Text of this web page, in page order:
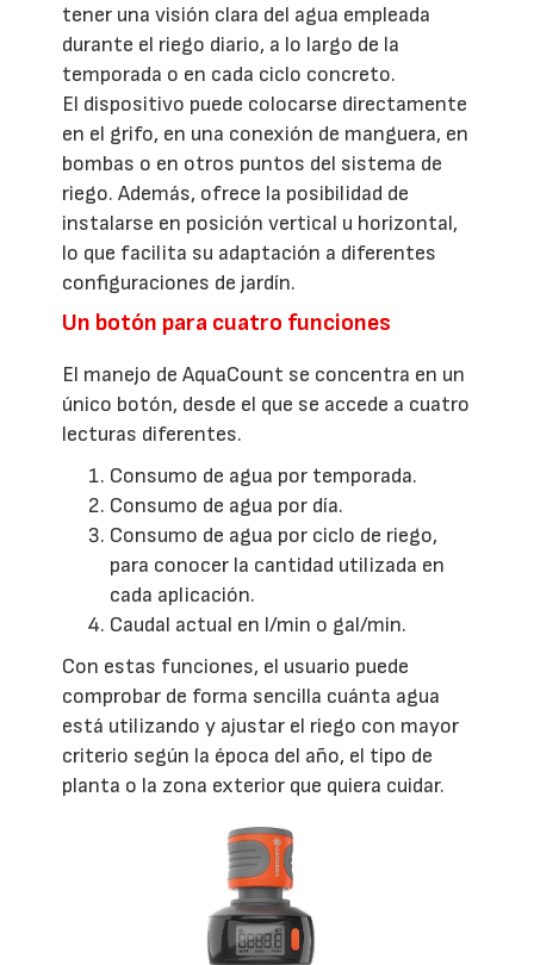
tener una visión clara del agua empleada
durante el riego diario, a lo largo de la
temporada o en cada ciclo concreto.
El dispositivo puede colocarse directamente
en el grifo, en una conexión de manguera, en
bombas o en otros puntos del sistema de
riego. Además, ofrece la posibilidad de
instalarse en posición vertical u horizontal,
lo que facilita su adaptación a diferentes
configuraciones de jardín.
Un botón para cuatro funciones
El manejo de AquaCount se concentra en un
único botón, desde el que se accede a cuatro
lecturas diferentes.
Consumo de agua por temporada.
Consumo de agua por día.
Consumo de agua por ciclo de riego,
para conocer la cantidad utilizada en
cada aplicación.
Caudal actual en l/min o gal/min.
Con estas funciones, el usuario puede
comprobar de forma sencilla cuánta agua
está utilizando y ajustar el riego con mayor
criterio según la época del año, el tipo de
planta o la zona exterior que quiera cuidar.